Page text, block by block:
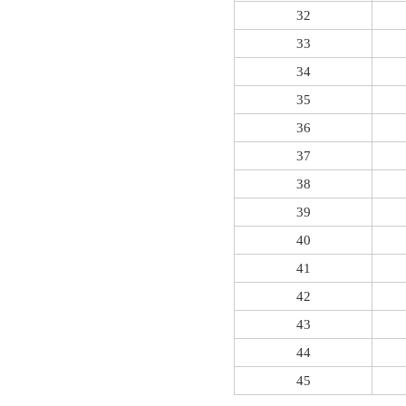
32
33
34
35
36
37
38
39
40
41
42
43
44
45